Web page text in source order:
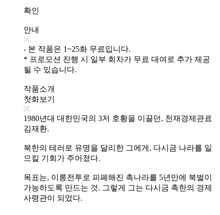
확인
안내
- 본 작품은 1~25화 무료입니다.
* 프로모션 진행 시 일부 회차가 무료 대여로 추가 제공
될 수 있습니다.
작품소개
첫화보기
1980년대 대한민국의 3저 호황을 이끌던, 천재경제관료
김재환.
북한의 테러로 유명을 달리한 그에게, 다시금 나라를 일
으킬 기회가 주어졌다.
목표는, 이릉전투로 피폐해진 촉나라를 5년만에 북벌이
가능하도록 만드는 것. 그렇게 그는 다시금 촉한의 경제
사령관이 되었다.